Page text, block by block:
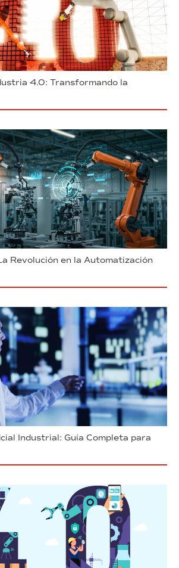
4.0: Transformando la
Revolución en la Automatización
Industrial: Guía Completa para